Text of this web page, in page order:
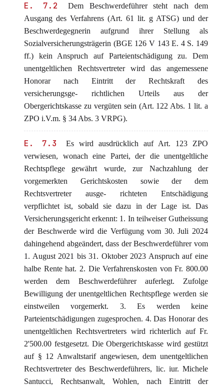
E. 7.2
Dem Beschwerdeführer steht nach dem
Ausgang des Verfahrens (Art. 61 lit. g ATSG) und der
Beschwerdegegnerin aufgrund ihrer Stellung als
Sozialversicherungsträgerin (BGE 126 V 143 E. 4 S. 149
ff.) kein Anspruch auf Parteientschädigung zu. Dem
unentgeltlichen Rechtsvertreter wird das angemessene
Honorar nach Eintritt der Rechtskraft des
versicherungsge- richtlichen Urteils aus der
Obergerichtskasse zu vergüten sein (Art. 122 Abs. 1 lit. a
ZPO i.V.m. § 34 Abs. 3 VRPG).
E. 7.3
Es wird ausdrücklich auf Art. 123 ZPO
verwiesen, wonach eine Partei, der die unentgeltliche
Rechtspflege gewährt wurde, zur Nachzahlung der
vorgemerkten Gerichtskosten sowie der dem
Rechtsvertreter ausge- richteten Entschädigung
verpflichtet ist, sobald sie dazu in der Lage ist. Das
Versicherungsgericht erkennt: 1. In teilweiser Gutheissung
der Beschwerde wird die Verfügung vom 30. Juli 2024
dahingehend abgeändert, dass der Beschwerdeführer vom
1. August 2021 bis 31. Oktober 2023 Anspruch auf eine
halbe Rente hat. 2. Die Verfahrenskosten von Fr. 800.00
werden dem Beschwerdeführer auferlegt. Zufolge
Bewilligung der unentgeltlichen Rechtspflege werden sie
einstweilen vorgemerkt. 3. Es werden keine
Parteientschädigungen zugesprochen. 4. Das Honorar des
unentgeltlichen Rechtsvertreters wird richterlich auf Fr.
2'500.00 festgesetzt. Die Obergerichtskasse wird gestützt
auf § 12 Anwaltstarif angewiesen, dem unentgeltlichen
Rechtsvertreter des Beschwerdeführers, lic. iur. Michele
Santucci, Rechtsanwalt, Wohlen, nach Eintritt der